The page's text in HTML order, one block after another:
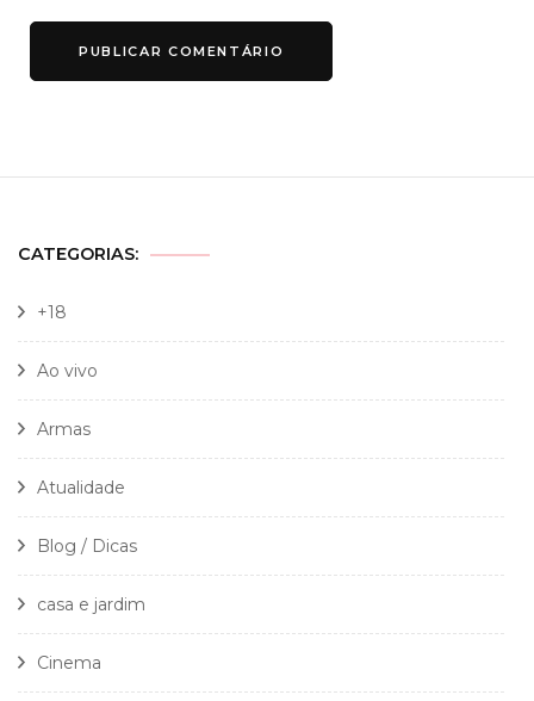
CATEGORIAS:
+18
Ao vivo
Armas
Atualidade
Blog / Dicas
casa e jardim
Cinema